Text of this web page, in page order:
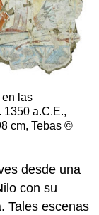
las
1350 a.C.E.,
cm, Tebas ©
desde una
con su
Tales escenas